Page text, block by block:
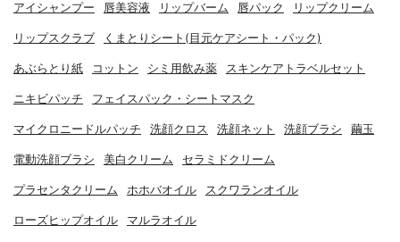
アイシャンプー 唇美容液 リップバーム 唇パック リップクリーム
リップスクラブ くまとりシート(目元ケアシート・パック)
あぶらとり紙 コットン シミ用飲み薬 スキンケアトラベルセット
ニキビパッチ フェイスパック・シートマスク
マイクロニードルパッチ 洗顔クロス 洗顔ネット 洗顔ブラシ 繭玉
電動洗顔ブラシ 美白クリーム セラミドクリーム
プラセンタクリーム ホホバオイル スクワランオイル
ローズヒップオイル マルラオイル